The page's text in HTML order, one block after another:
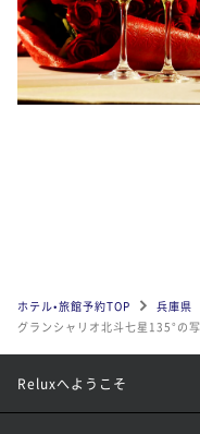
ホテル•旅館予約TOP 兵庫県
グランシャリオ北斗七星135°の
Reluxへようこそ